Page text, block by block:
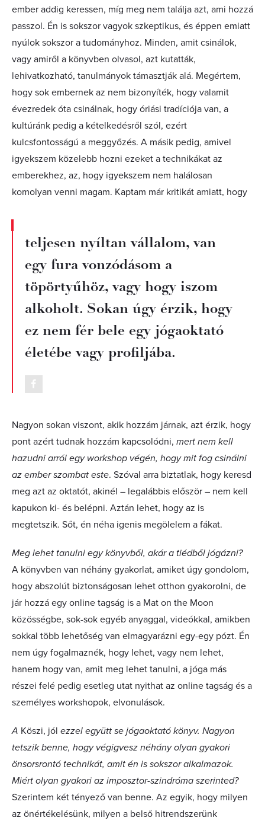
ember addig keressen, míg meg nem találja azt, ami hozzá
passzol. Én is sokszor vagyok szkeptikus, és éppen emiatt
nyúlok sokszor a tudományhoz. Minden, amit csinálok,
vagy amiről a könyvben olvasol, azt kutatták,
lehivatkozható, tanulmányok támasztják alá. Megértem,
hogy sok embernek az nem bizonyíték, hogy valamit
évezredek óta csinálnak, hogy óriási tradíciója van, a
kultúránk pedig a kételkedésről szól, ezért
kulcsfontosságú a meggyőzés. A másik pedig, amivel
igyekszem közelebb hozni ezeket a technikákat az
emberekhez, az, hogy igyekszem nem halálosan
komolyan venni magam. Kaptam már kritikát amiatt, hogy
teljesen nyíltan vállalom, van
egy fura vonzódásom a
töpörtyűhöz, vagy hogy iszom
alkoholt. Sokan úgy érzik, hogy
ez nem fér bele egy jógaoktató
életébe vagy profiljába.
Nagyon sokan viszont, akik hozzám járnak, azt érzik, hogy
pont azért tudnak hozzám kapcsolódni, mert nem kell
hazudni arról egy workshop végén, hogy mit fog csinálni
az ember szombat este. Szóval arra biztatlak, hogy keresd
meg azt az oktatót, akinél – legalábbis először – nem kell
kapukon ki- és belépni. Aztán lehet, hogy az is
megtetszik. Sőt, én néha igenis megölelem a fákat.
Meg lehet tanulni egy könyvből, akár a tiédből jógázni?
A könyvben van néhány gyakorlat, amiket úgy gondolom,
hogy abszolút biztonságosan lehet otthon gyakorolni, de
jár hozzá egy online tagság is a Mat on the Moon
közösségbe, sok-sok egyéb anyaggal, videókkal, amikben
sokkal több lehetőség van elmagyarázni egy-egy pózt. Én
nem úgy fogalmaznék, hogy lehet, vagy nem lehet,
hanem hogy van, amit meg lehet tanulni, a jóga más
részei felé pedig esetleg utat nyithat az online tagság és a
személyes workshopok, elvonulások.
A Köszi, jól ezzel együtt se jógaoktató könyv. Nagyon
tetszik benne, hogy végigvesz néhány olyan gyakori
önsorsrontó technikát, amit én is sokszor alkalmazok.
Miért olyan gyakori az imposztor-szindróma szerinted?
Szerintem két tényező van benne. Az egyik, hogy milyen
az önértékelésünk, milyen a belső hitrendszerünk